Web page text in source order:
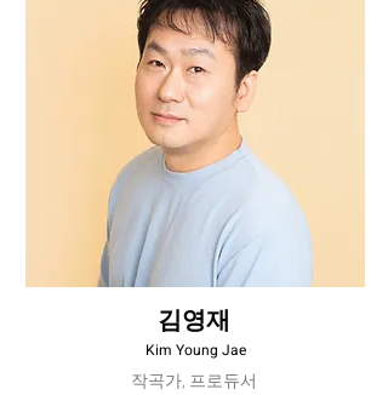
김영재
Kim Young Jae
작곡가, 프로듀서